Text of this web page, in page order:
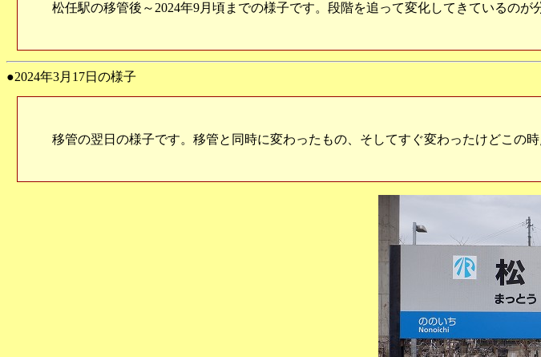
松任駅の移管後～2024年9月頃までの様子です。段階を追って変化してきているのが
●2024年3月17日の様子
移管の翌日の様子です。移管と同時に変わったもの、そしてすぐ変わったけどこの時